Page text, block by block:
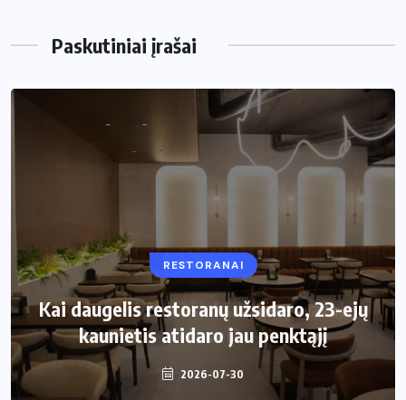
Paskutiniai įrašai
RESTORANAI
Kai daugelis restoranų užsidaro, 23-ejų
kaunietis atidaro jau penktąjį
2026-07-30
VIRTUVĖ
Kaip pasirinkti šiukšliadėžę mažai
virtuvei?
2026-06-25